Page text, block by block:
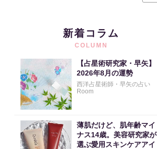
新着コラム
COLUMN
【占星術研究家・早矢】
2026年8月の運勢
西洋占星術師・早矢の占い
Room
薄肌だけど、肌年齢マイ
ナス14歳。美容研究家が
選ぶ愛用スキンケアアイ